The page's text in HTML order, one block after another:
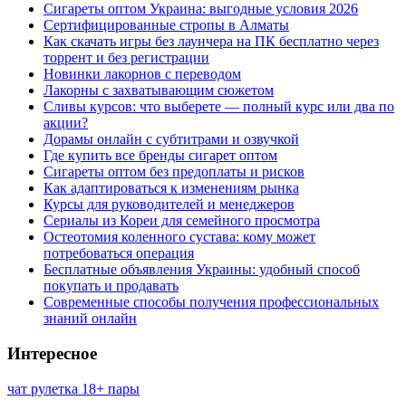
Сигареты оптом Украина: выгодные условия 2026
Сертифицированные стропы в Алматы
Как скачать игры без лаунчера на ПК бесплатно через
торрент и без регистрации
Новинки лакорнов с переводом
Лакорны с захватывающим сюжетом
Сливы курсов: что выберете — полный курс или два по
акции?
Дорамы онлайн с субтитрами и озвучкой
Где купить все бренды сигарет оптом
Сигареты оптом без предоплаты и рисков
Как адаптироваться к изменениям рынка
Курсы для руководителей и менеджеров
Сериалы из Кореи для семейного просмотра
Остеотомия коленного сустава: кому может
потребоваться операция
Бесплатные объявления Украины: удобный способ
покупать и продавать
Современные способы получения профессиональных
знаний онлайн
Интересное
чат рулетка 18+ пары